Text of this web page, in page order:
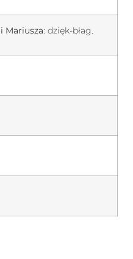
Mariusza: dzięk-błag.